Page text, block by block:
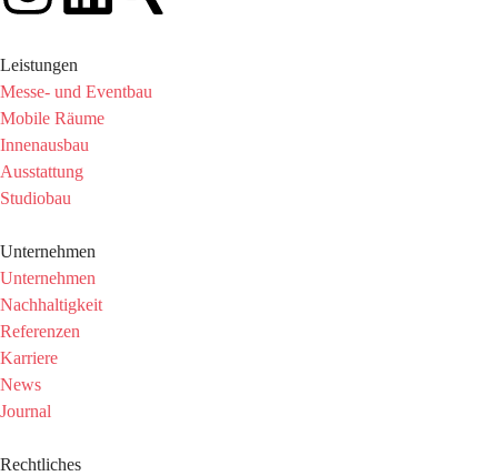
Leistungen
Messe- und Eventbau
Mobile Räume
Innenausbau
Ausstattung
Studiobau
Unternehmen
Unternehmen
Nachhaltigkeit
Referenzen
Karriere
News
Journal
Rechtliches